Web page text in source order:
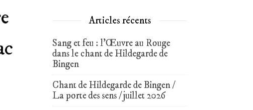
Articles récents
Sang et feu : l’Œuvre au Rouge
dans le chant de Hildegarde de
Bingen
Chant de Hildegarde de Bingen /
La porte des sens / juillet 2026